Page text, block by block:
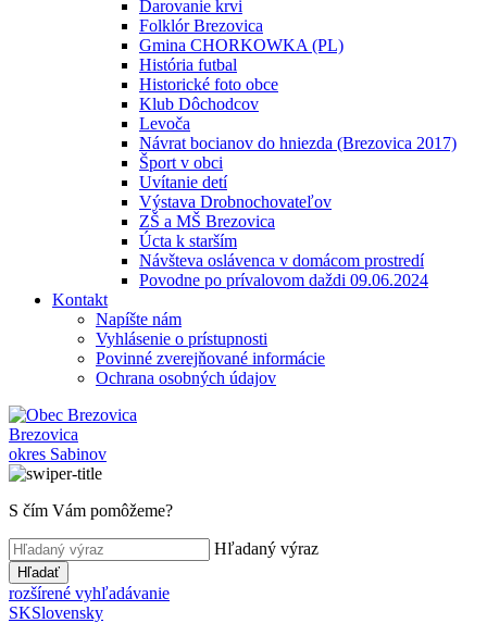
Darovanie krvi
Folklór Brezovica
Gmina CHORKOWKA (PL)
História futbal
Historické foto obce
Klub Dôchodcov
Levoča
Návrat bocianov do hniezda (Brezovica 2017)
Šport v obci
Uvítanie detí
Výstava Drobnochovateľov
ZŠ a MŠ Brezovica
Úcta k starším
Návšteva oslávenca v domácom prostredí
Povodne po prívalovom daždi 09.06.2024
Kontakt
Napíšte nám
Vyhlásenie o prístupnosti
Povinné zverejňované informácie
Ochrana osobných údajov
Brezovica
okres Sabinov
S čím Vám pomôžeme?
Hľadaný výraz
Hľadať
rozšírené vyhľadávanie
SKSlovensky